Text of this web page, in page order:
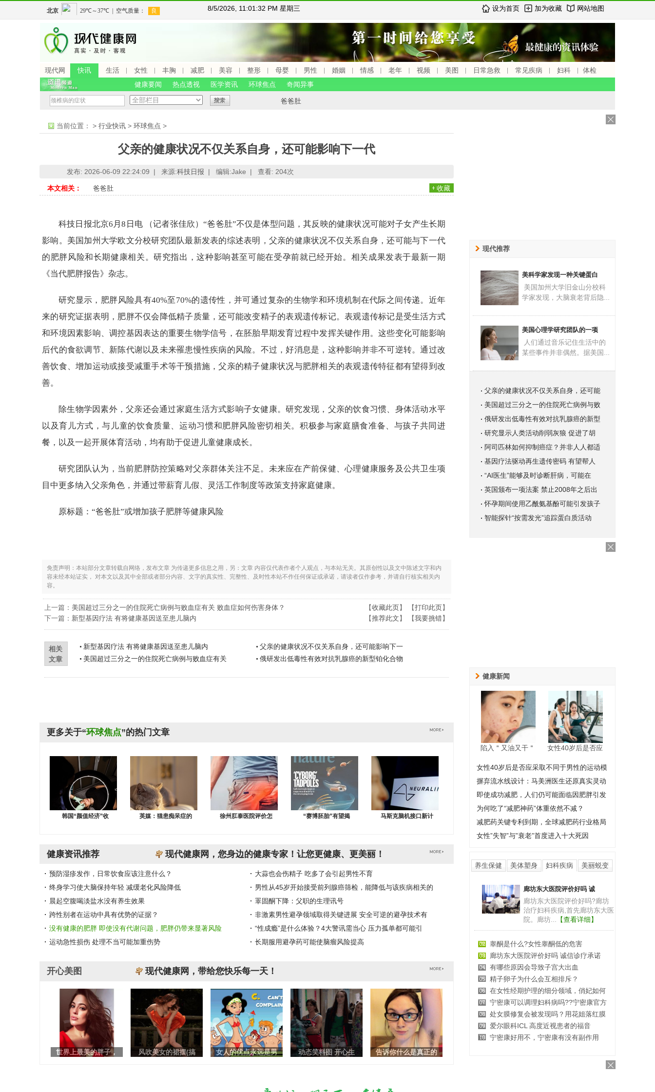
8/5/2026, 11:01:32 PM 星期三 设为首页 加为收藏 网站地图
现代网 快讯 生活 女性 丰胸 减肥 美容 整形 母婴 男性 婚姻 情感 老年 视频 美图 日常急救 常见疾病 妇科
体检
健康要闻
热点透视 医学资讯 环球焦点 奇闻异事
爸爸肚
当前位置： > 行业快讯 > 环球焦点 >
父亲的健康状况不仅关系自身，还可能影响下一代
发布: 2026-06-09 22:24:09 | 来源:科技日报 | 编辑:Jake | 查看: 204次
本文相关： 爸爸肚 收藏
科技日报北京6月8日电 （记者张佳欣）“爸爸肚”不仅是体型问题，其反映的健康状况可能对子女产生长期
影响。美国加州大学欧文分校研究团队最新发表的综述表明，父亲的健康状况不仅关系自身，还可能与下一代
的肥胖风险和长期健康相关。研究指出，这种影响甚至可能在受孕前就已经开始。相关成果发表于最新一期
《当代肥胖报告》杂志。
研究显示，肥胖风险具有40%至70%的遗传性，并可通过复杂的生物学和环境机制在代际之间传递。近年
来的研究证据表明，肥胖不仅会降低精子质量，还可能改变精子的表观遗传标记。表观遗传标记是受生活方式
和环境因素影响、调控基因表达的重要生物学信号，在胚胎早期发育过程中发挥关键作用。这些变化可能影响
后代的食欲调节、新陈代谢以及未来罹患慢性疾病的风险。不过，好消息是，这种影响并非不可逆转。通过改
善饮食、增加运动或接受减重手术等干预措施，父亲的精子健康状况与肥胖相关的表观遗传特征都有望得到改
善。
除生物学因素外，父亲还会通过家庭生活方式影响子女健康。研究发现，父亲的饮食习惯、身体活动水平
以及育儿方式，与儿童的饮食质量、运动习惯和肥胖风险密切相关。积极参与家庭膳食准备、与孩子共同进
餐，以及一起开展体育活动，均有助于促进儿童健康成长。
研究团队认为，当前肥胖防控策略对父亲群体关注不足。未来应在产前保健、心理健康服务及公共卫生项
目中更多纳入父亲角色，并通过带薪育儿假、灵活工作制度等政策支持家庭健康。
原标题：“爸爸肚”或增加孩子肥胖等健康风险
免责声明：本站部分文章转载自网络，发布文章 为传递更多信息之用，另：文章 内容仅代表作者个人观点，与本站无关。其原创性以及文中陈述文字和内
容未经本站证实， 对本文以及其中全部或者部分内容、文字的真实性、完整性、及时性本站不作任何保证或承诺，请读者仅作参考，并请自行核实相关内
容。
上一篇： 美国超过三分之一的住院死亡病例与败血症有关 败血症如何伤害身体？
下一篇： 新型基因疗法 有将健康基因送至患儿脑内
【收藏此页】 【打印此页】
【推荐此文】 【我要挑错】
相关
文章
新型基因疗法 有将健康基因送至患儿脑内
父亲的健康状况不仅关系自身，还可能影响下一
美国超过三分之一的住院死亡病例与败血症有关
俄研发出低毒性有效对抗乳腺癌的新型铂化合物
更多关于“环球焦点”的热门文章
韩国“颜值经济”收 英媒：猫患痴呆症的 徐州肛泰医院评价怎 “赛博胚胎”有望揭 马斯克脑机接口新计
健康资讯推荐 现代健康网，您身边的健康专家！让您更健康、更美丽！
预防湿疹发作，日常饮食应该注意什么？
终身学习使大脑保持年轻 减缓老化风险降低
晨起空腹喝淡盐水没有养生效果
跨性别者在运动中具有优势的证据？
没有健康的肥胖 即使没有代谢问题，肥胖仍带来显著风险
运动急性损伤 处理不当可能加重伤势
大蒜也会伤精子 吃多了会引起男性不育
男性从45岁开始接受前列腺癌筛检，能降低与该疾病相关的
睪固酮下降：父职的生理讯号
非激素男性避孕领域取得关键进展 安全可逆的避孕技术有
“性成瘾”是什么体验？4大警讯需当心 压力孤单都可能引
长期服用避孕药可能使脑瘤风险提高
开心美图 现代健康网，带给您快乐每一天！
世界上最美的胖子， 风吹美女的裙摆(搞 女人的优点永远是男 动态笑料图 开心生 告诉你什么是真正的
现代推荐
美科学家发现一种关键蛋白
美国加州大学旧金山分校科
学家发现，大脑衰老背后隐...
美国心理学研究团队的一项
人们通过音乐记住生活中的
某些事件并非偶然。据美国...
父亲的健康状况不仅关系自身，还可能
美国超过三分之一的住院死亡病例与败
俄研发出低毒性有效对抗乳腺癌的新型
研究显示人类活动削弱灰狼 促进了胡
阿司匹林如何抑制癌症？并非人人都适
基因疗法驱动再生遗传密码 有望帮人
“AI医生”能够及时诊断肝病，可能在
英国颁布一项法案 禁止2008年之后出
怀孕期间使用乙酰氨基酚可能引发孩子
智能探针“按需发光”追踪蛋白质活动
健康新闻
陷入＂又油又干＂ 女性40岁后是否应
女性40岁后是否应采取不同于男性的运动模
摒弃流水线设计：马美洲医生还原真实灵动
即使成功减肥，人们仍可能面临因肥胖引发
为何吃了“减肥神药”体重依然不减？
减肥药关键专利到期，全球减肥药行业格局
女性”失智”与”衰老”首度进入十大死因
养生保健 美体塑身 妇科疾病 美丽蜕变
廊坊东大医院评价好吗 诚
廊坊东大医院评价好吗?廊坊
治疗妇科疾病,首先廊坊东大医
院。廊坊...
【查看详细】
睾酮是什么?女性睾酮低的危害
廊坊东大医院评价好吗 诚信诊疗承诺
有哪些原因会导致子宫大出血
精子卵子为什么会互相排斥？
在女性经期护理的细分领域，俏妃如何
宁密康可以调理妇科病吗??宁密康官方
处女膜修复会被发现吗？用花姐落红膜
爱尔眼科ICL 高度近视患者的福音
宁密康好用不，宁密康有没有副作用